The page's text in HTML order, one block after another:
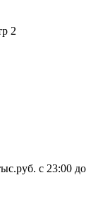
2
с 23:00 до